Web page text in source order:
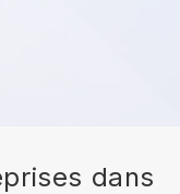
dans